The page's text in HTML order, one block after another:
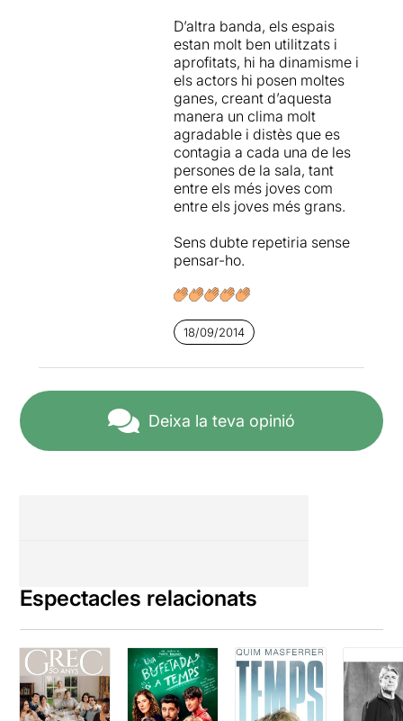
D’altra banda, els espais
estan molt ben utilitzats i
aprofitats, hi ha dinamisme i
els actors hi posen moltes
ganes, creant d’aquesta
manera un clima molt
agradable i distès que es
contagia a cada una de les
persones de la sala, tant
entre els més joves com
entre els joves més grans.
Sens dubte repetiria sense
pensar-ho.
18/09/2014
Deixa la teva opinió
Espectacles relacionats